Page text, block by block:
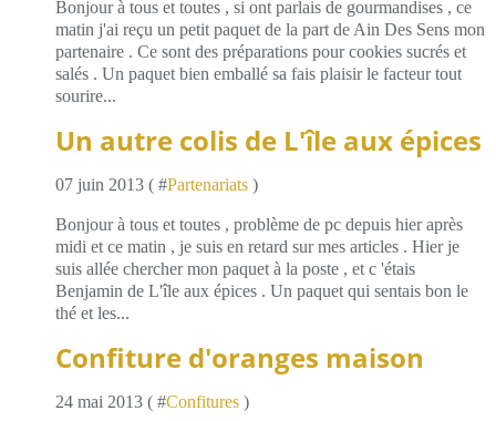
Bonjour à tous et toutes , si ont parlais de gourmandises , ce
matin j'ai reçu un petit paquet de la part de Ain Des Sens mon
partenaire . Ce sont des préparations pour cookies sucrés et
salés . Un paquet bien emballé sa fais plaisir le facteur tout
sourire...
Un autre colis de L'île aux épices
07 juin 2013 ( #Partenariats )
Bonjour à tous et toutes , problème de pc depuis hier après
midi et ce matin , je suis en retard sur mes articles . Hier je
suis allée chercher mon paquet à la poste , et c 'étais
Benjamin de L'île aux épices . Un paquet qui sentais bon le
thé et les...
Confiture d'oranges maison
24 mai 2013 ( #Confitures )